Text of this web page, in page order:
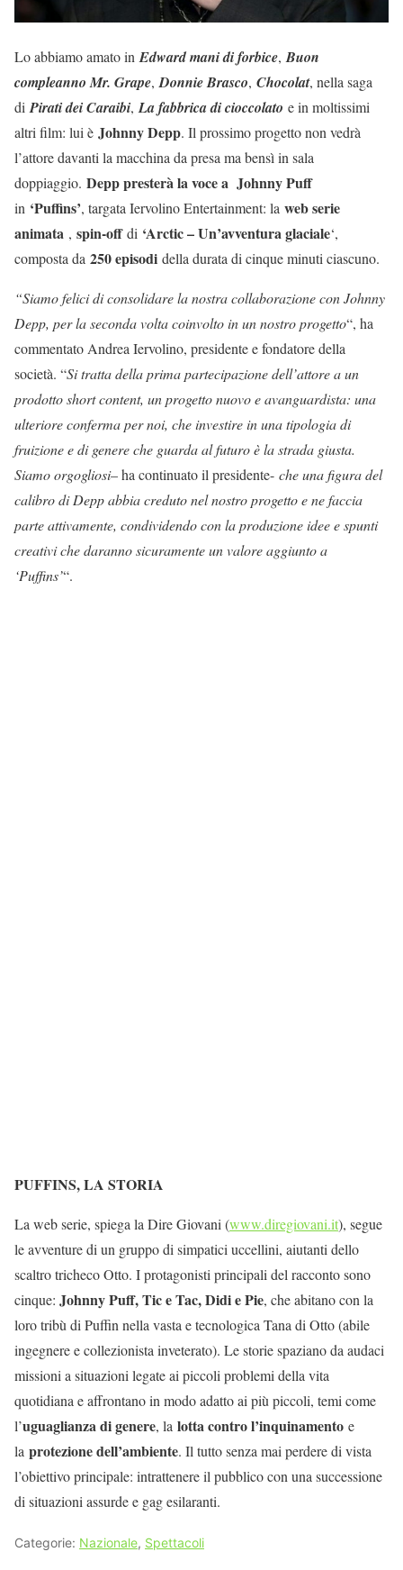
Lo abbiamo amato in Edward mani di forbice, Buon
compleanno Mr. Grape, Donnie Brasco, Chocolat, nella saga
di Pirati dei Caraibi, La fabbrica di cioccolato e in moltissimi
altri film: lui è Johnny Depp. Il prossimo progetto non vedrà
l’attore davanti la macchina da presa ma bensì in sala
doppiaggio. Depp presterà la voce a Johnny Puff
in ‘Puffins’, targata Iervolino Entertainment: la web serie
animata , spin-offdi ‘Arctic – Un’avventura glaciale‘,
composta da 250 episodi della durata di cinque minuti ciascuno.
“Siamo felici di consolidare la nostra collaborazione con Johnny
Depp, per la seconda volta coinvolto in un nostro progetto“, ha
commentato Andrea Iervolino, presidente e fondatore della
società. “Si tratta della prima partecipazione dell’attore a un
prodotto short content, un progetto nuovo e avanguardista: una
ulteriore conferma per noi, che investire in una tipologia di
fruizione e di genere che guarda al futuro è la strada giusta.
Siamo orgogliosi– ha continuato il presidente- che una figura del
calibro di Depp abbia creduto nel nostro progetto e ne faccia
parte attivamente, condividendo con la produzione idee e spunti
creativi che daranno sicuramente un valore aggiunto a
‘Puffins’“.
PUFFINS, LA STORIA
La web serie, spiega la Dire Giovani (www.diregiovani.it), segue
le avventure di un gruppo di simpatici uccellini, aiutanti dello
scaltro tricheco Otto. I protagonisti principali del racconto sono
cinque: Johnny Puff, Tic e Tac, Didi e Pie, che abitano con la
loro tribù di Puffin nella vasta e tecnologica Tana di Otto (abile
ingegnere e collezionista inveterato). Le storie spaziano da audaci
missioni a situazioni legate ai piccoli problemi della vita
quotidiana e affrontano in modo adatto ai più piccoli, temi come
l’uguaglianza di genere, la lotta contro l’inquinamento e
la protezione dell’ambiente. Il tutto senza mai perdere di vista
l’obiettivo principale: intrattenere il pubblico con una successione
di situazioni assurde e gag esilaranti.
Categorie: Nazionale, Spettacoli